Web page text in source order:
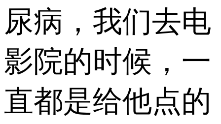
尿病，我们去电
影院的时候，一
直都是给他点的